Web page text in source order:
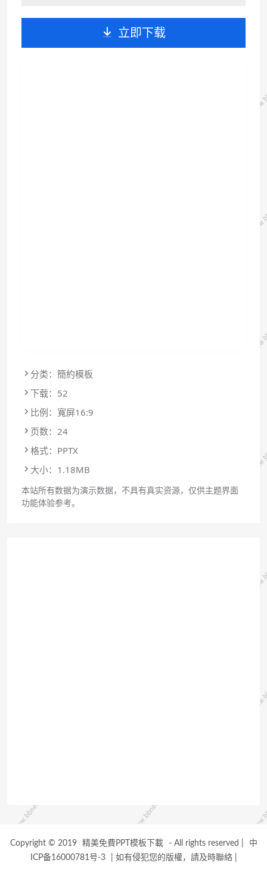
立即下载
分类：簡約模板
下载：52
比例：寬屏16:9
页数：24
格式：PPTX
大小：1.18MB
本站所有数据为演示数据，不具有真实资源，仅供主题界面
功能体验参考。
Copyright © 2019 精美免費PPT模板下載 - All rights reserved
中
ICP备16000781号-3
如有侵犯您的版權，請及時聯絡|